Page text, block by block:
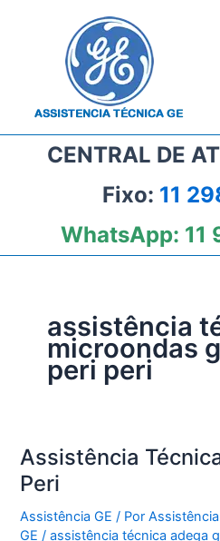
CENTRAL DE
Fixo: 11
WhatsApp: 11
assistência
microondas
peri peri
Assistência
Peri
Assistência GE / Por
GE/assistência técnica adega